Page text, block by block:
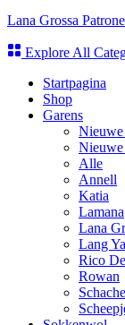
Lana Grossa
Explore All
Startpagina
Shop
Garens
Nieuwe
Nieuwe
Alle
Annell
Katia
Lamana
Lana
Lang
Rico
Rowan